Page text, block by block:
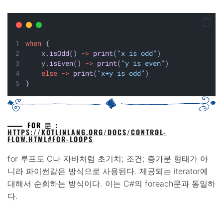
when {
    x.
isOdd() -> print( "x is odd" )
    y.
isEven() -> print( "y is even" )
else -> print( "x+y is odd" )
}
FOR 문 :
HTTPS://KOTLINLANG.ORG/DOCS/CONTROL-
FLOW.HTML#FOR-LOOPS
for 루프도 C나 자바처럼 초기치; 조건; 증가분 형태가 아
니라 파이썬같은 방식으로 사용된다. 제공되는 iterator에
대해서 순회하는 방식이다. 이는 C#의 foreach문과 동일하
다.